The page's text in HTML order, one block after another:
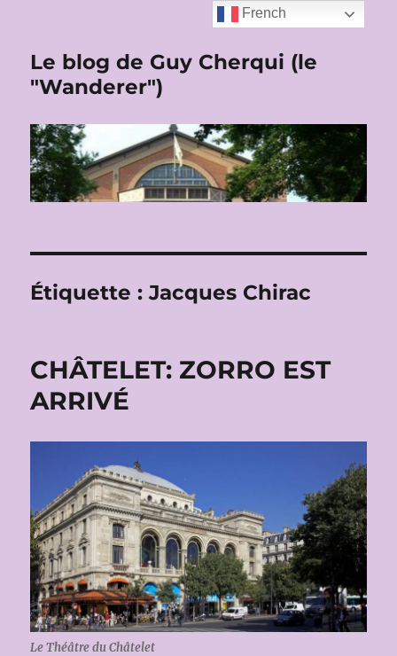
Le blog de Guy Cherqui (le
"Wanderer")
Étiquette :Jacques Chirac
CHÂTELET: ZORRO EST
ARRIVÉ
Le Théâtre du Châtelet
French